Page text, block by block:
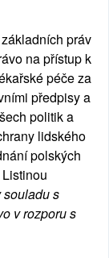
práv
na přístup k
péče za
předpisy a
politik a
lidského
polských
souladu s
v rozporu s